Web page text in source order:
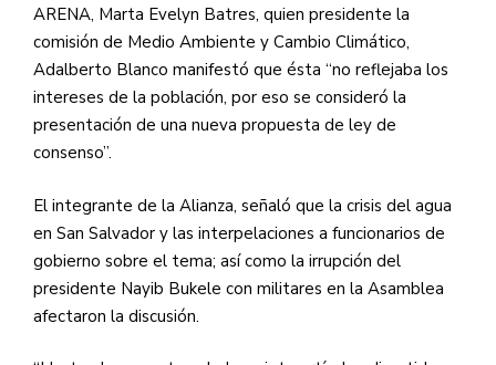
ARENA, Marta Evelyn Batres, quien presidente la
comisión de Medio Ambiente y Cambio Climático,
Adalberto Blanco manifestó que ésta “no reflejaba los
intereses de la población, por eso se consideró la
presentación de una nueva propuesta de ley de
consenso”.
El integrante de la Alianza, señaló que la crisis del agua
en San Salvador y las interpelaciones a funcionarios de
gobierno sobre el tema; así como la irrupción del
presidente Nayib Bukele con militares en la Asamblea
afectaron la discusión.